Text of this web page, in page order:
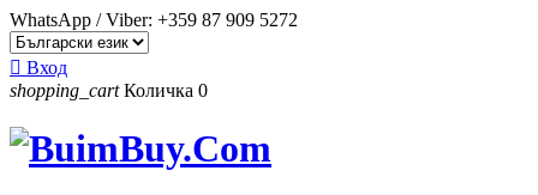
WhatsApp / Viber: +359 87 909 5272
 Вход
shopping_cart Количка 0